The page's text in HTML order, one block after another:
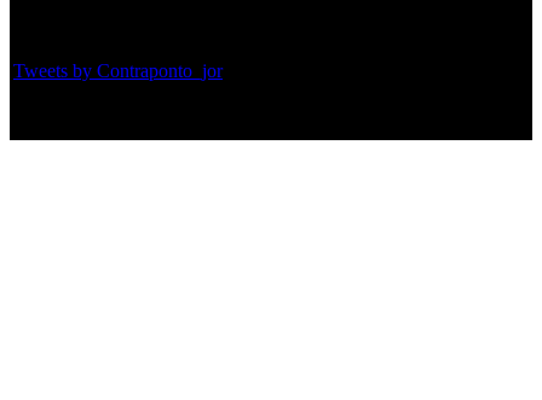
Tweets by Contraponto_jor